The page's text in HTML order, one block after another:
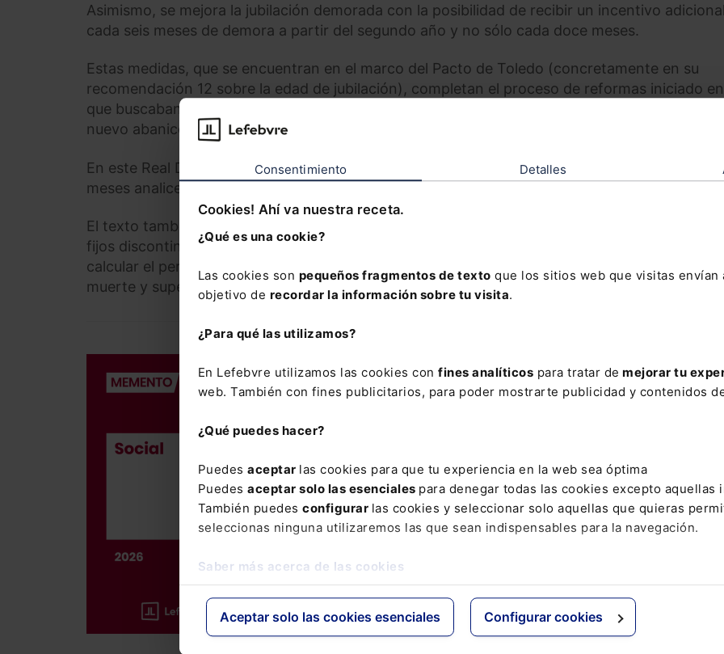
Consentimiento Detalles
Cookies! Ahí va nuestra receta.
¿Qué es una cookie?
Las cookies son pequeños fragmentos de texto que los sitios web que visitas envían
objetivo de recordar la información sobre tu visita.
¿Para qué las utilizamos?
En Lefebvre utilizamos las cookies con fines analíticos para tratar de mejorar tu
web. También con fines publicitarios, para poder mostrarte publicidad y contenidos
¿Qué puedes hacer?
Puedes aceptar las cookies para que tu experiencia en la web sea óptima
Puedes aceptar solo las esenciales para denegar todas las cookies excepto aquellas
También puedes configurar las cookies y seleccionar solo aquellas que quieras
seleccionas ninguna utilizaremos las que sean indispensables para la navegación.
Saber más acerca de las cookies
Aceptar solo las cookies esenciales Configurar cookies
Asimismo, se mejora la jubilación demorada con la posibilidad de recibir un incentivo
cada seis meses de demora a partir del segundo año y no sólo cada doce meses.
Estas medidas, que se encuentran en el marco del Pacto de Toledo (concretamente en su
recomendación 12 sobre la edad de jubilación), completan el proceso de reformas iniciado
que buscaban acercar la edad efectiva de jubilación a la edad legal ordinaria y establecían un
nuevo abanico de opciones para el trabajador de cara a la jubilación.
En este Real Decreto-ley se establece un mandato para el Gobierno para que en un plazo de
meses analice los requisitos de la jubilación flexible para incentivar esta modalidad.
El texto también incluye mejoras en las condiciones de acceso a la jubilación para los
fijos discontinuos que recuperan el coeficiente multiplicador del 1,5 que se aplicaba a la hora
calcular el periodo de carencia para acceder a la pensión de jubilación, incapacidad
muerte y supervivencia.
DERECHO LABORAL
Memento Social 2026
186,00€
La obra mejor valorada en elámbito jurídico, con toda la información
laboral y de la Seguridad Socialen un único volumen.
Incluye el estudio de todas las
año, así como la jurisprudencia y doctrina más relevante con más de